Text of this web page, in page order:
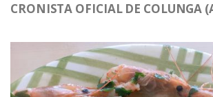
CRONISTA OFICIAL DE COLUNGA